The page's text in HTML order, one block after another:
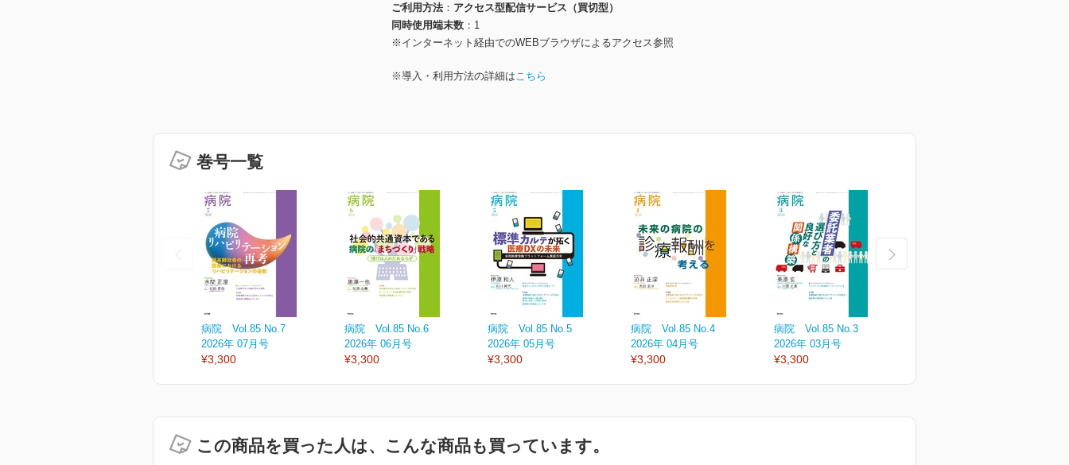
ご利用方法
アクセス型配信サービス（買切型）
同時使用端末数
1
※インターネット経由でのWEBブラウザによるアクセス参照
※導入・利用方法の詳細はこちら
巻号一覧
病院 Vol.85 No.7
2026年 07月号
¥3,300
病院 Vol.85 No.6
2026年 06月号
¥3,300
病院 Vol.85 No.5
2026年 05月号
¥3,300
病院 Vol.85 No.4
2026年 04月号
¥3,300
病院 Vol.85 No.3
2026年 03月号
¥3,300
この商品を買った人は、こんな商品も買っています。